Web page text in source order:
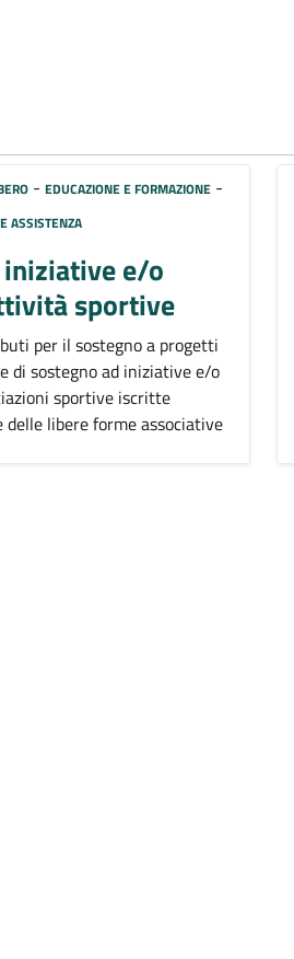
- EDUCAZIONE E FORMAZIONE -
ASSISTENZA
e/o
sportive
per il sostegno a progetti
di sostegno ad iniziative e/o
sportive iscritte
delle libere forme associative